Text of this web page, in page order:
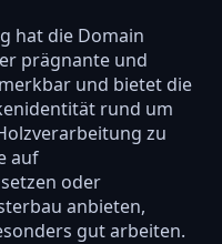
hat die Domain
prägnante und
und bietet die
rund um
zu
auf
oder
anbieten,
gut arbeiten.